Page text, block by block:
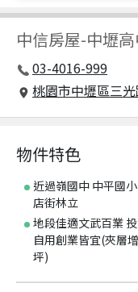
中信房屋-中壢
03-4016-999
桃園市中壢區三
物件特色
近過嶺國中 中平國
店街林立
地段佳適文武百業
自用創業皆宜(夾層
坪)